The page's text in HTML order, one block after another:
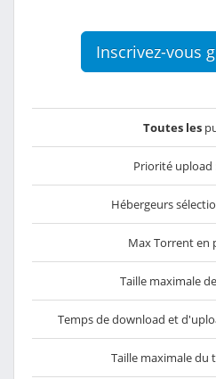
Inscrivez-vous
Toutes les
Priorité upload
Hébergeurs
Max Torrent en
Taille maximale
Temps de download et
Taille maximale du